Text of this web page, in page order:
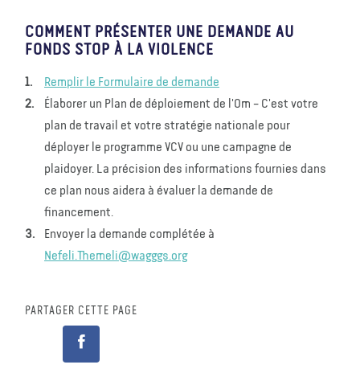
COMMENT PRÉSENTER UNE DEMANDE AU
FONDS STOP À LA VIOLENCE
Remplir le Formulaire de demande
Élaborer un Plan de déploiement de l'Om – C'est votre
plan de travail et votre stratégie nationale pour
déployer le programme VCV ou une campagne de
plaidoyer. La précision des informations fournies dans
ce plan nous aidera à évaluer la demande de
financement.
Envoyer la demande complétée à
Nefeli.Themeli@wagggs.org
PARTAGER CETTE PAGE